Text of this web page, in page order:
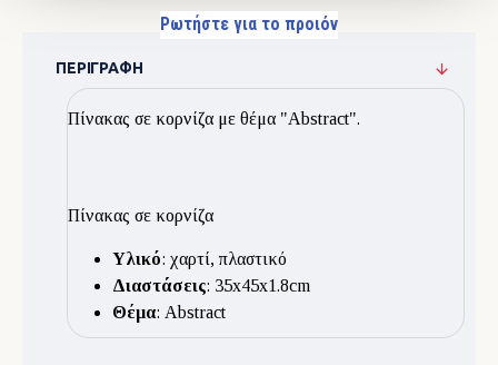
Ρωτήστε για το προιόν
ΠΕΡΙΓΡΑΦΉ
Πίνακας σε κορνίζα με θέμα "Abstract".
Πίνακας σε κορνίζα
Υλικό: χαρτί, πλαστικό
Διαστάσεις: 35x45x1.8cm
Θέμα: Abstract